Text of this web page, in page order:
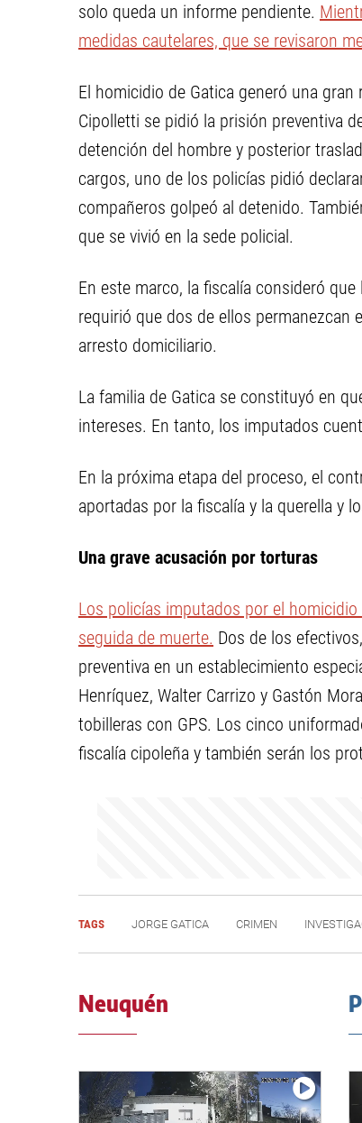
solo queda un informe pendiente.
medidas cautelares, que se revisaron
El homicidio de Gatica generó una
Cipolletti se pidió la prisión preventiva
detención del hombre y posterior
cargos, uno de los policías pidió
compañeros golpeó al detenido.
que se vivió en la sede policial.
En este marco, la fiscalía consideró
requirió que dos de ellos permanezcan
arresto domiciliario.
La familia de Gatica se constituyó en
intereses. En tanto, los imputados
En la próxima etapa del proceso, el
aportadas por la fiscalía y la querella y
Una grave acusación por torturas
Los policías imputados por el
seguida de muerte. Dos de los
preventiva en un establecimiento
Henríquez, Walter Carrizo y Gastón
tobilleras con GPS. Los cinco
fiscalía cipoleña y también serán los
TAGS JORGE GATICA CRIMEN
Neuquén